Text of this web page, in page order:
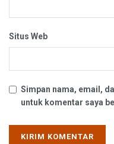
Situs Web
Simpan nama, email,
untuk komentar saya